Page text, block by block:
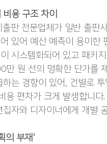
용 구조 차이
판 전문업체가 일반 출판
있어 예산 예측이 용이한
시스템화되어 있고 패키
원 선의 명확한 단가를
하는 경향이 있어, 건별로
편차가 크게 발생합니
자와 디자이너에게 개별
의 부재'